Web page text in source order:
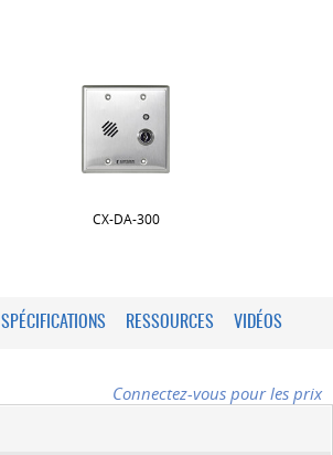
CX-DA-300
SPÉCIFICATIONS RESSOURCES VIDÉOS
Connectez-vous pour les prix